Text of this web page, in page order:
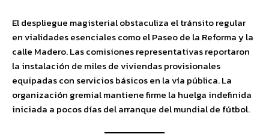
El despliegue magisterial obstaculiza el tránsito regular
en vialidades esenciales como el Paseo de la Reforma y la
calle Madero. Las comisiones representativas reportaron
la instalación de miles de viviendas provisionales
equipadas con servicios básicos en la vía pública. La
organización gremial mantiene firme la huelga indefinida
iniciada a pocos días del arranque del mundial de fútbol.